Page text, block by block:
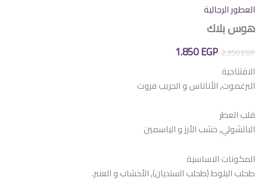
العطور الرجالية
هوس بلاك
2.350EGP
السعر
هو:
1.850EGP
هو:
الافتتاحية
البرغموت, الأناناس و الجريب فروت
قلب العطر
الباتشولي, خشب الأرز و الياسمين
المكونات الاساسية
طحلب البلوط (طحلب السنديان), الأخشاب و العنبر.